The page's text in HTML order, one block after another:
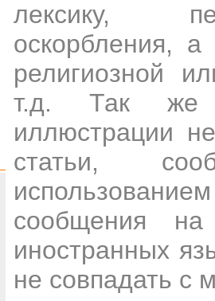
лексику,
оскорбления,
религиозной
т.д. Так же
иллюстрации
статьи,
сообщения
иностранных
не совпадать с